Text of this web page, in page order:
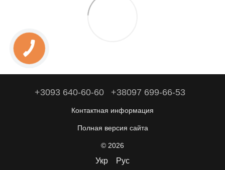
+3093 640-60-60 +38097 699-66-53
Контактная информация
Полная версия сайта
© 2026
Укр Рус